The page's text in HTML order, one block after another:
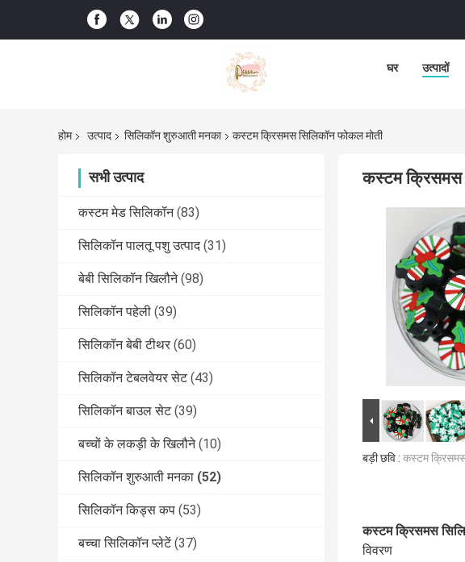
घर उत्पादों
होम उत्पाद सिलिकॉन शुरुआती मनका कस्टम क्रिसमस सिलिकॉन फोकल मोती
सभी उत्पाद
कस्टम मेड सिलिकॉन (83)
सिलिकॉन पालतू पशु उत्पाद (31)
बेबी सिलिकॉन खिलौने (98)
सिलिकॉन पहेली (39)
सिलिकॉन बेबी टीथर (60)
सिलिकॉन टेबलवेयर सेट (43)
सिलिकॉन बाउल सेट (39)
बच्चों के लकड़ी के खिलौने (10)
सिलिकॉन शुरुआती मनका (52)
सिलिकॉन किड्स कप (53)
बच्चा सिलिकॉन प्लेटें (37)
कस्टम क्रिसमस
बड़ी छवि : कस्टम क्रिसमस
कस्टम क्रिसमस
विवरण